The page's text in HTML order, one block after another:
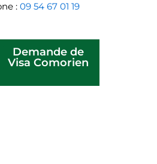
: 09 54 67 01 19
Demande de
Visa Comorien